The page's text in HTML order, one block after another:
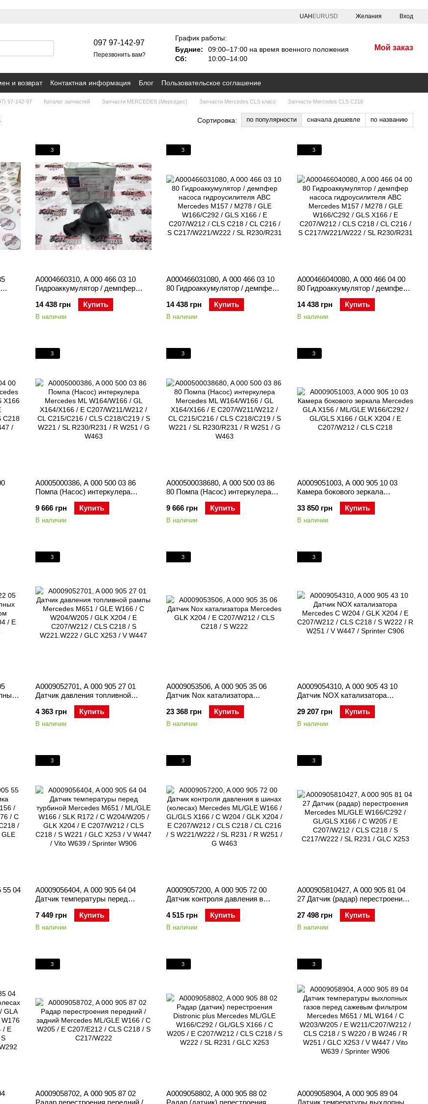
UAH EURUSD Желания Вход
097 97-142-97
Перезвонить вам?
График работы:
Будние:
09:00–17:00 на время военного положения
Сб:
10:00–14:00
Мой заказ
и возврат Контактная информация Блог Пользовательское соглашение
97-142-97 Каталог запчастей Запчасти MERCEDES (Мерседес) Запчасти Mercedes CLS класс Запчасти Mercedes CLS C218
Сортировка: по популярности сначала дешевле по названию
/
/
3
A0004660310, A 000 466 03 10
Гидроаккумулятор / демпфер
насоса гидроусилителя ABC
Mercedes M157 / M278 / GLE
W166/C292 / GLS X166 / E
14 438 грн Купить
В наличии
3
A000466031080, A 000 466 03 10
80 Гидроаккумулятор / демпфер
насоса гидроусилителя ABC
Mercedes M157 / M278 / GLE
W166/C292 / GLS X166 / E
14 438 грн Купить
В наличии
3
A000466040080, A 000 466 04 00
80 Гидроаккумулятор / демпфер
насоса гидроусилителя ABC
Mercedes M157 / M278 / GLE
W166/C292 / GLS X166 / E
14 438 грн Купить
В наличии
/
3
A0005000386, A 000 500 03 86
Помпа (Насос) интеркулера
Mercedes ML W164/W166 / GL
X164/X166 / E C207/W211/W212 /
CL C215/C216 / CLS C218/C219 /
9 666 грн Купить
В наличии
3
A000500038680, A 000 500 03 86
80 Помпа (Насос) интеркулера
Mercedes ML W164/W166 / GL
X164/X166 / E C207/W211/W212 /
CL C215/C216 / CLS C218/C219 /
9 666 грн Купить
В наличии
3
A0009051003, A 000 905 10 03
Камера бокового зеркала
Mercedes GLA X156 / ML/GLE
W166/C292 / GL/GLS X166 / GLK
X204 / E C207/W212 / CLS C218
33 850 грн Купить
В наличии
/ E
3
A0009052701, A 000 905 27 01
Датчик давления топливной
рампы Mercedes M651 / GLE
W166 / C W204/W205 / GLK X204 /
E C207/W212 / CLS C218 / S
4 363 грн Купить
В наличии
3
A0009053506, A 000 905 35 06
Датчик Nox катализатора
Mercedes GLK X204 / E
C207/W212 / CLS C218 / S W222
23 368 грн Купить
В наличии
3
A0009054310, A 000 905 43 10
Датчик NOX катализатора
Mercedes C W204 / GLK X204 / E
C207/W212 / CLS C218 / S W222 /
R W251 / V W447 / Sprinter C906
29 207 грн Купить
В наличии
55 04
/
/
3
A0009056404, A 000 905 64 04
Датчик температуры перед
турбиной Mercedes M651 /
ML/GLE W166 / SLK R172 / C
W204/W205 / GLK X204 / E
7 449 грн Купить
В наличии
3
A0009057200, A 000 905 72 00
Датчик контроля давления в
шинах (колесах) Mercedes
ML/GLE W166 / GL/GLS X166 / C
W204 / GLK X204 / E C207/W212 /
4 515 грн Купить
В наличии
3
A000905810427, A 000 905 81 04
27 Датчик (радар) перестроения
Mercedes ML/GLE W166/C292 /
GL/GLS X166 / C W205 / E
C207/W212 / CLS C218 / S
27 498 грн Купить
В наличии
3
A0009058702, A 000 905 87 02
Радар перестроения передний /
3
A0009058802, A 000 905 88 02
Радар (датчик) перестроения
3
A0009058904, A 000 905 89 04
Датчик температуры выхлопных